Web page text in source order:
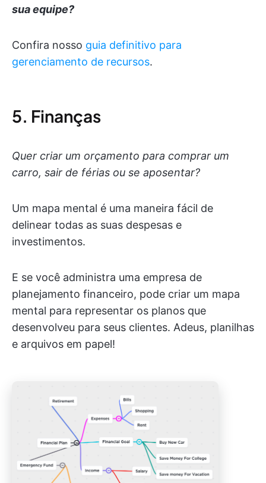
sua equipe?
Confira nosso guia definitivo para
gerenciamento de recursos.
5. Finanças
Quer criar um orçamento para comprar um
carro, sair de férias ou se aposentar?
Um mapa mental é uma maneira fácil de
delinear todas as suas despesas e
investimentos.
E se você administra uma empresa de
planejamento financeiro, pode criar um mapa
mental para representar os planos que
desenvolveu para seus clientes. Adeus, planilhas
e arquivos em papel!